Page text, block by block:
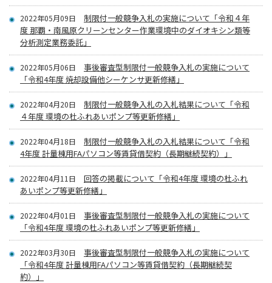
2022年05月09日
制限付一般競争入札の実施について「令和４年
度 那覇・南風原クリーンセンター作業環境中のダイオキシン類等
分析測定業務委託」
2022年05月06日
事後審査型制限付一般競争入札の実施について
「令和4年度 焼却設備他シーケンサ更新修繕」
2022年04月20日
制限付一般競争入札の入札結果について「令和
４年度 環境の杜ふれあいポンプ等更新修繕」
2022年04月18日
制限付一般競争入札の入札結果について「令和
4年度 計量棟用FAパソコン等賃貸借契約（長期継続契約）」
2022年04月11日
回答の掲載について「令和4年度 環境の杜ふれ
あいポンプ等更新修繕」
2022年04月01日
事後審査型制限付一般競争入札の実施について
「令和4年度 環境の杜ふれあいポンプ等更新修繕」
2022年03月30日
事後審査型制限付一般競争入札の実施について
「令和4年度 計量棟用FAパソコン等賃貸借契約（長期継続契
約）」